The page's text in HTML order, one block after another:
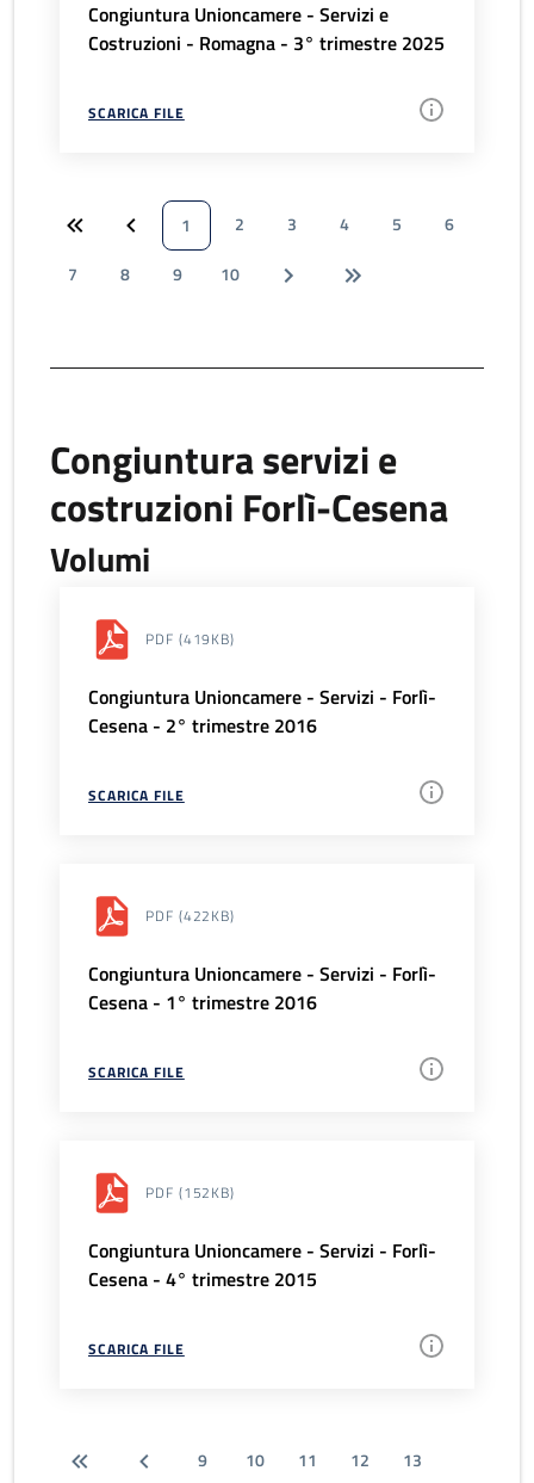
Congiuntura Unioncamere - Servizi e
Costruzioni - Romagna - 3° trimestre 2025
SCARICA FILE
1 2 3 4 5
6
7
8 9 10
Congiuntura servizi e
costruzioni Forlì-Cesena
Volumi
PDF (419KB)
Congiuntura Unioncamere - Servizi - Forlì-
Cesena - 2° trimestre 2016
SCARICA FILE
PDF (422KB)
Congiuntura Unioncamere - Servizi - Forlì-
Cesena - 1° trimestre 2016
SCARICA FILE
PDF (152KB)
Congiuntura Unioncamere - Servizi - Forlì-
Cesena - 4° trimestre 2015
SCARICA FILE
9 10 11 12
13